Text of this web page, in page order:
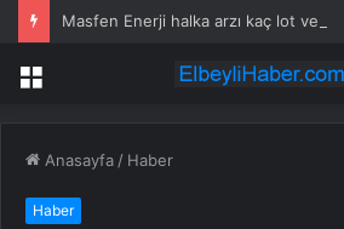
Menü
Anasayfa / Haber
Haber